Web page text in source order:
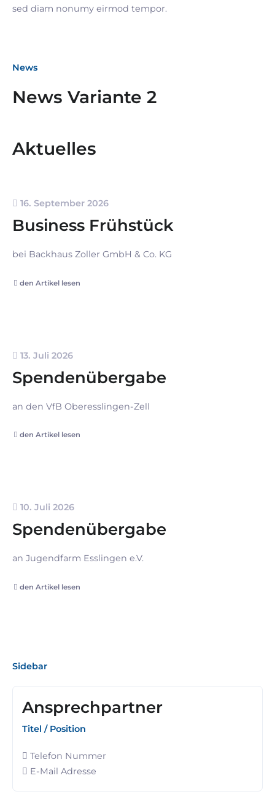
sed diam nonumy eirmod tempor.
News
News Variante 2
Aktuelles
16. September 2026
Business Frühstück
bei Backhaus Zoller GmbH & Co. KG
den Artikel lesen
13. Juli 2026
Spendenübergabe
an den VfB Oberesslingen-Zell
den Artikel lesen
10. Juli 2026
Spendenübergabe
an Jugendfarm Esslingen e.V.
den Artikel lesen
Sidebar
Ansprechpartner
Titel / Position
Telefon Nummer
E-Mail Adresse